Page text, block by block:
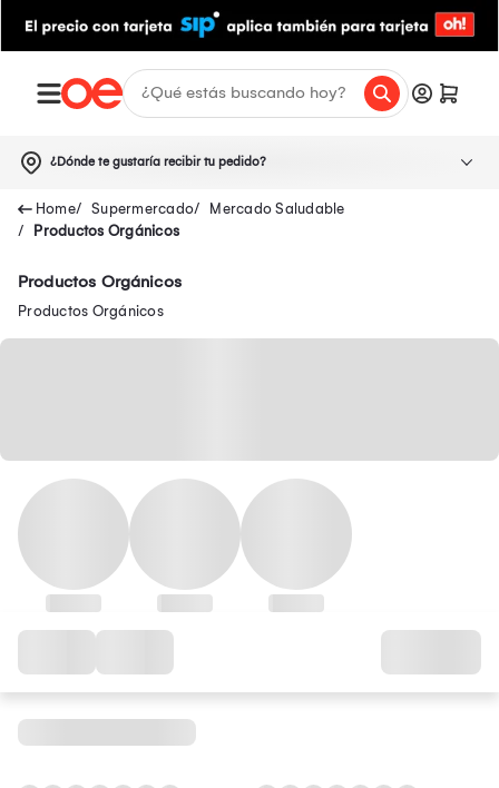
¿Dónde te gustaría recibir tu pedido?
Supermercado
Mercado Saludable
Productos Orgánicos
Productos Orgánicos
Productos Orgánicos